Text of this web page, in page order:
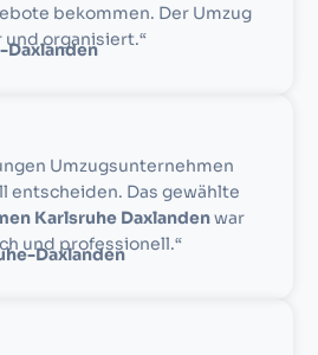
bekommen. Der Umzug
organisiert.“
Daxlanden
Umzugsunternehmen
entscheiden. Das gewählte
Karlsruhe Daxlandenwar
und professionell.“
Daxlanden